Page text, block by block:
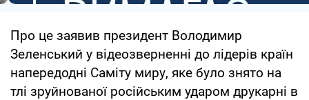
Про це заявив президент Володимир
Зеленський у відеозверненні до лідерів країн
напередодні Саміту миру, яке було знято на
тлі зруйнованої російським ударом друкарні в